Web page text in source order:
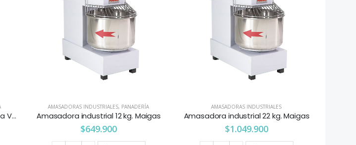
Amasadora industrial 25 kg. harina Ventus
AMASADORAS INDUSTRIALES, PANADERÍA
Amasadora industrial 12 kg. Maigas
$649.900
AMASADORAS INDUSTRIALES
Amasadora industrial 22 kg. Maigas
$1.049.900